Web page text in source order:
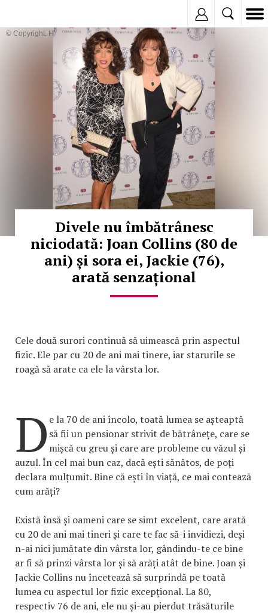
© Copyright: HEPTA
Divele nu îmbătrânesc
niciodată: Joan Collins (80 de
ani) și sora ei, Jackie (76),
arată senzațional
Cele două surori continuă să uimească prin aspectul
fizic. Ele par cu 20 de ani mai tinere, iar starurile se
roagă să arate ca ele la vârsta lor.
D e la 70 de ani încolo, toată lumea se așteaptă
să fii un pensionar strivit de bătrânețe, care se
mișcă cu greu și care are probleme cu văzul și
auzul. În cel mai bun caz, dacă ești sănătos, de poți
declara mulțumit. Bine că ești în viață, ce mai contează
cum arăți?
Există însă și oameni care se simt excelent, care arată
cu 20 de ani mai tineri și care te fac să-i invidiezi, deși
n-ai nici jumătate din vârsta lor, gândindu-te ce bine
ar fi să prinzi vârsta lor și să arăți atât de bine. Joan și
Jackie Collins nu încetează să surprindă pe toată
lumea cu aspectul lor fizic excepțional. La 80,
respectiv 76 de ani, ele nu și-au pierdut trăsăturile